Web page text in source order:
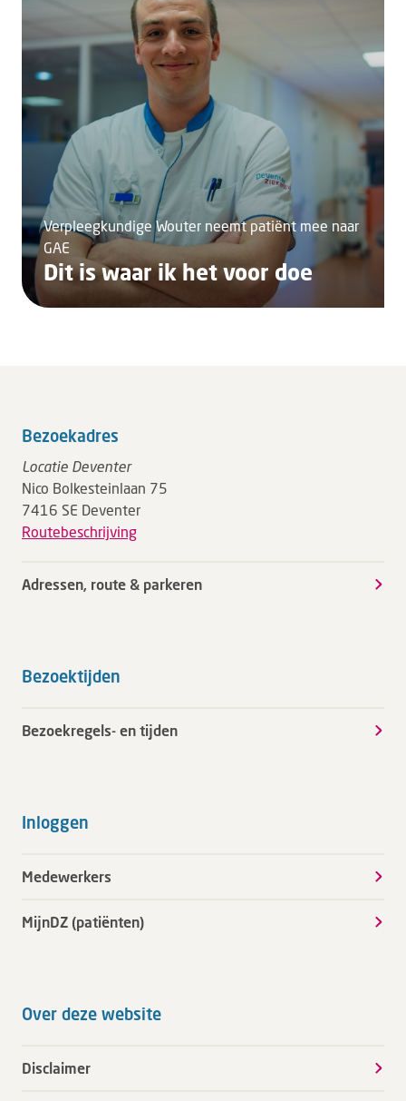
Verpleegkundige Wouter neemt patiënt mee naar
GAE
Dit is waar ik het voor doe
Bezoekadres
Locatie Deventer
Nico Bolkesteinlaan 75
7416 SE Deventer
Routebeschrijving
Adressen, route & parkeren
Bezoektijden
Bezoekregels- en tijden
Inloggen
Medewerkers
MijnDZ (patiënten)
Over deze website
Disclaimer